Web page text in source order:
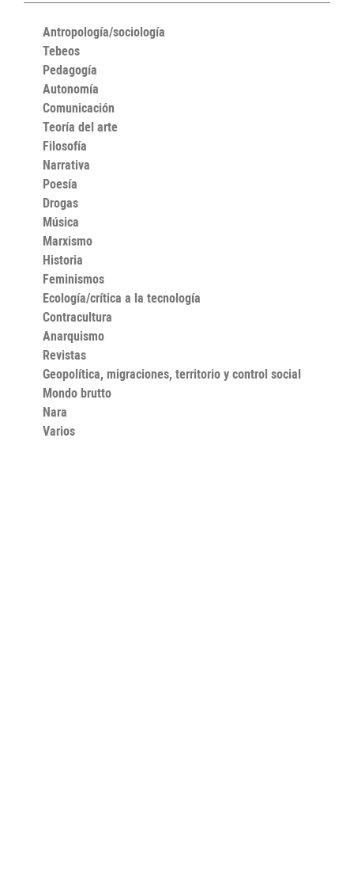
Antropología/sociología
Tebeos
Pedagogía
Autonomía
Comunicación
Teoría del arte
Filosofía
Narrativa
Poesía
Drogas
Música
Marxismo
Historia
Feminismos
Ecología/crítica a la tecnología
Contracultura
Anarquismo
Revistas
Geopolítica, migraciones, territorio y control social
Mondo brutto
Nara
Varios